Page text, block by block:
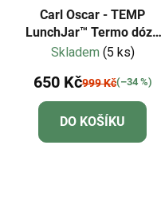
Carl Oscar - TEMP
LunchJar™ Termo dóza
na jídlo 0,5l - fialová
Skladem (5 ks)
650 Kč999 Kč(–34 %)
DO KOŠÍKU